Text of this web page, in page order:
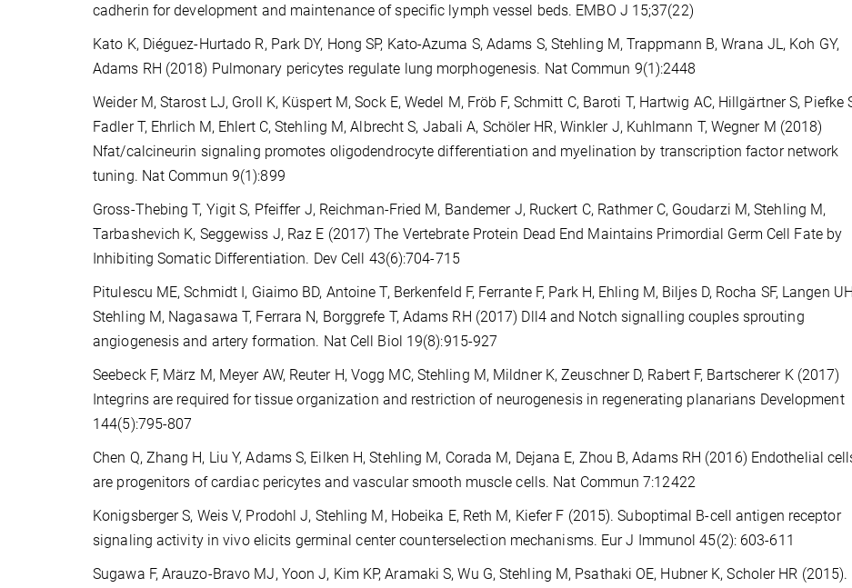
cadherin for development and maintenance of specific lymph vessel beds. EMBO J 15;37(22)
Kato K, Diéguez-Hurtado R, Park DY, Hong SP, Kato-Azuma S, Adams S, Stehling M, Trappmann B, Wrana JL, Koh GY,
Adams RH (2018) Pulmonary pericytes regulate lung morphogenesis. Nat Commun 9(1):2448
Weider M, Starost LJ, Groll K, Küspert M, Sock E, Wedel M, Fröb F, Schmitt C, Baroti T, Hartwig AC, Hillgärtner S, Piefke
Fadler T, Ehrlich M, Ehlert C, Stehling M, Albrecht S, Jabali A, Schöler HR, Winkler J, Kuhlmann T, Wegner M (2018)
Nfat/calcineurin signaling promotes oligodendrocyte differentiation and myelination by transcription factor network
tuning. Nat Commun 9(1):899
Gross-Thebing T, Yigit S, Pfeiffer J, Reichman-Fried M, Bandemer J, Ruckert C, Rathmer C, Goudarzi M, Stehling M,
Tarbashevich K, Seggewiss J, Raz E (2017) The Vertebrate Protein Dead End Maintains Primordial Germ Cell Fate by
Inhibiting Somatic Differentiation. Dev Cell 43(6):704-715
Pitulescu ME, Schmidt I, Giaimo BD, Antoine T, Berkenfeld F, Ferrante F, Park H, Ehling M, Biljes D, Rocha SF, Langen
Stehling M, Nagasawa T, Ferrara N, Borggrefe T, Adams RH (2017) Dll4 and Notch signalling couples sprouting
angiogenesis and artery formation. Nat Cell Biol 19(8):915-927
Seebeck F, März M, Meyer AW, Reuter H, Vogg MC, Stehling M, Mildner K, Zeuschner D, Rabert F, Bartscherer K (2017)
Integrins are required for tissue organization and restriction of neurogenesis in regenerating planarians Development
144(5):795-807
Chen Q, Zhang H, Liu Y, Adams S, Eilken H, Stehling M, Corada M, Dejana E, Zhou B, Adams RH (2016) Endothelial
are progenitors of cardiac pericytes and vascular smooth muscle cells. Nat Commun 7:12422
Konigsberger S, Weis V, Prodohl J, Stehling M, Hobeika E, Reth M, Kiefer F (2015). Suboptimal B-cell antigen receptor
signaling activity in vivo elicits germinal center counterselection mechanisms. Eur J Immunol 45(2): 603-611
Sugawa F, Arauzo-Bravo MJ, Yoon J, Kim KP, Aramaki S, Wu G, Stehling M, Psathaki OE, Hubner K, Scholer HR (2015).